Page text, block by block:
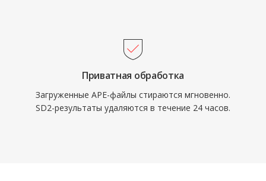
Приватная обработка
Загруженные APE-файлы стираются мгновенно.
SD2-результаты удаляются в течение 24 часов.